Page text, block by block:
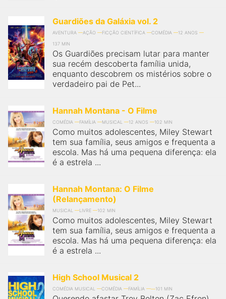
Guardiões da Galáxia vol. 2
AVENTURA AÇÃO FICÇÃO CIENTÍFICA COMÉDIA
12 ANOS
137 MIN
Os Guardiões precisam lutar para manter
sua recém descoberta família unida,
enquanto descobrem os mistérios sobre o
verdadeiro pai de Pet...
Hannah Montana - O Filme
COMÉDIA FAMÍLIA MUSICAL 12 ANOS 102 MIN
Como muitos adolescentes, Miley Stewart
tem sua família, seus amigos e frequenta a
escola. Mas há uma pequena diferença: ela
é a estrela ...
Hannah Montana: O Filme
(Relançamento)
MUSICAL LIVRE 102 MIN
Como muitos adolescentes, Miley Stewart
tem sua família, seus amigos e frequenta a
escola. Mas há uma pequena diferença: ela
é a estrela ...
High School Musical 2
COMÉDIA MUSICAL COMÉDIA FAMÍLIA 101 MIN